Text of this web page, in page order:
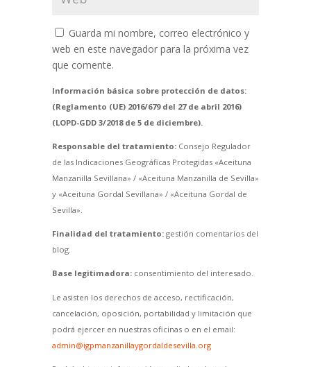
Guarda mi nombre, correo electrónico y
web en este navegador para la próxima vez
que comente.
Información básica sobre protección de datos:
(Reglamento (UE) 2016/679 del 27 de abril 2016)
(LOPD-GDD 3/2018 de 5 de diciembre).
Responsable del tratamiento:Consejo Regulador
de las Indicaciones Geográficas Protegidas «Aceituna
Manzanilla Sevillana» / «Aceituna Manzanilla de Sevilla»
y «Aceituna Gordal Sevillana» / «Aceituna Gordal de
Sevilla».
Finalidad del tratamiento:gestión comentarios del
blog.
Base legitimadora:consentimiento del interesado.
Le asisten los derechos de acceso, rectificación,
cancelación, oposición, portabilidad y limitación que
podrá ejercer en nuestras oficinas o en el email:
admin@igpmanzanillaygordaldesevilla.org